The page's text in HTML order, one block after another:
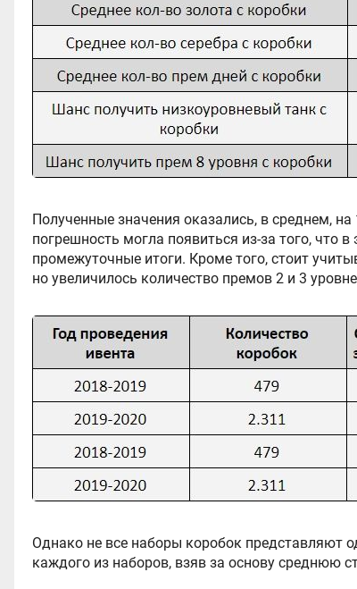
Полученные значения оказались, в среднем,
погрешность могла появиться из-за того,
промежуточные итоги. Кроме того, стоит
но увеличилось количество премов 2 и 3
Однако не все наборы коробок представляют
каждого из наборов, взяв за основу среднюю